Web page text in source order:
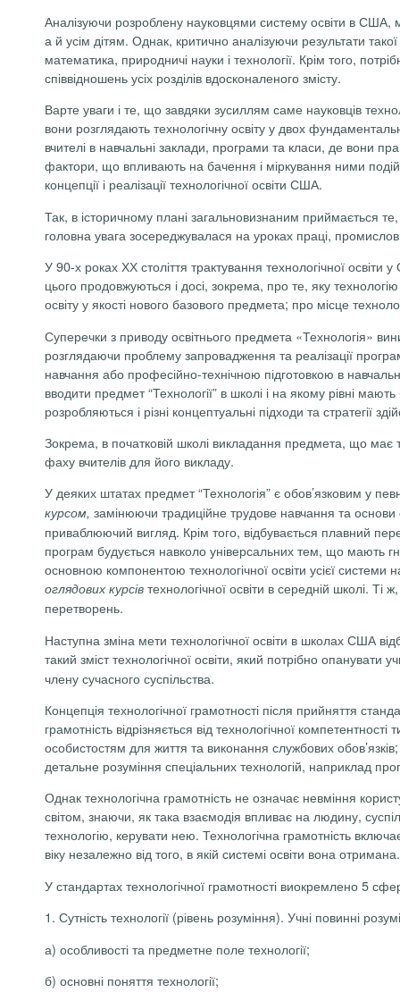
Аналізуючи розроблену науковцями систему освіти в США,
а й усім дітям. Однак, критично аналізуючи результати
математика, природничі науки і технології. Крім того,
співвідношень усіх розділів вдосконаленого змісту.
Варте уваги і те, що завдяки зусиллям саме науковців
вони розглядають технологічну освіту у двох
вчителі в навчальні заклади, програми та класи, де вони
фактори, що впливають на бачення і міркування ними
концепції і реалізації технологічної освіти США.
Так, в історичному плані загальновизнаним приймається те,
головна увага зосереджувалася на уроках праці,
У 90-х роках ХХ століття трактування технологічної
цього продовжуються і досі, зокрема, про те, яку
освіту у якості нового базового предмета; про місце
Суперечки з приводу освітнього предмета «Технологія»
розглядаючи проблему запровадження та реалізації
навчання або професійно-технічною підготовкою в
вводити предмет “Технології” в школі і на якому рівні
розробляються і різні концептуальні підходи та стратегії
Зокрема, в початковій школі викладання предмета, що має
фаху вчителів для його викладу.
У деяких штатах предмет “Технологія” є обов’язковим у
курсом, замінюючи традиційне трудове навчання та основи
приваблюючий вигляд. Крім того, відбувається плавний
програм будується навколо універсальних тем, що мають
основною компонентою технологічної освіти усієї
оглядових курсів технологічної освіти в середній школі.
перетворень.
Наступна зміна мети технологічної освіти в школах США
такий зміст технологічної освіти, який потрібно опанувати
члену сучасного суспільства.
Концепція технологічної грамотності після прийняття
грамотність відрізняється від технологічної
особистостям для життя та виконання службових
детальне розуміння спеціальних технологій, наприклад
Однак технологічна грамотність не означає невміння
світом, знаючи, як така взаємодія впливає на людину,
технологію, керувати нею. Технологічна грамотність
віку незалежно від того, в якій системі освіти вона отримана.
У стандартах технологічної грамотності виокремлено 5
1. Сутність технології (рівень розуміння). Учні повинні
а) особливості та предметне поле технології;
б) основні поняття технології;